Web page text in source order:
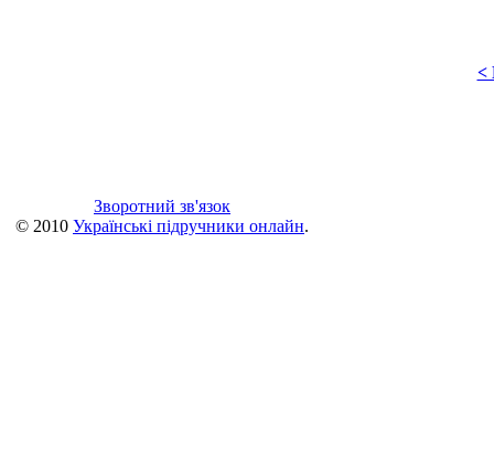
<
Зворотний зв'язок
© 2010 Українські підручники онлайн.